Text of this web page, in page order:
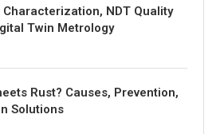
NDT Quality
Twin Metrology
Rust? Causes, Prevention,
Solutions